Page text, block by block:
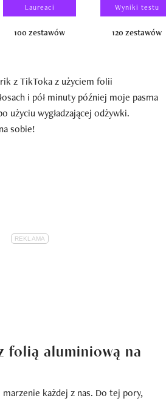
Laureaci
100 zestawów
Wyniki testu
120 zestawów
z TikToka z użyciem folii
i pół minuty później moje pasma
użyciu wygładzającej odżywki.
sobie!
folią aluminiową na
każdej z nas. Do tej pory,